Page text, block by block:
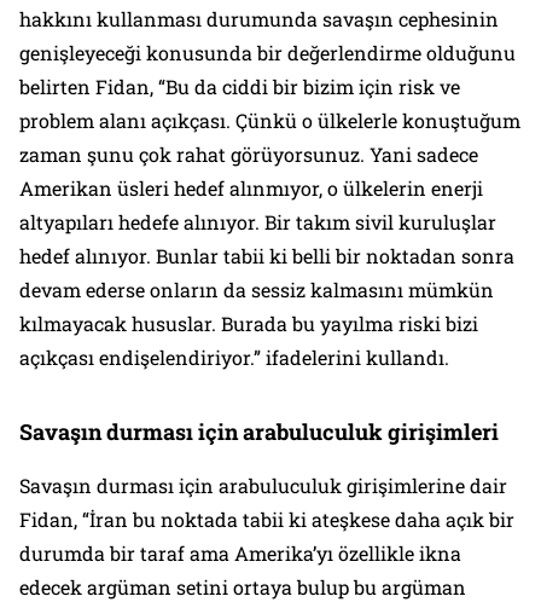
hakkını kullanması durumunda savaşın cephesinin
genişleyeceği konusunda bir değerlendirme olduğunu
belirten Fidan, “Bu da ciddi bir bizim için risk ve
problem alanı açıkçası. Çünkü o ülkelerle konuştuğum
zaman şunu çok rahat görüyorsunuz. Yani sadece
Amerikan üsleri hedef alınmıyor, o ülkelerin enerji
altyapıları hedefe alınıyor. Bir takım sivil kuruluşlar
hedef alınıyor. Bunlar tabii ki belli bir noktadan sonra
devam ederse onların da sessiz kalmasını mümkün
kılmayacak hususlar. Burada bu yayılma riski bizi
açıkçası endişelendiriyor.” ifadelerini kullandı.
Savaşın durması için arabuluculuk girişimleri
Savaşın durması için arabuluculuk girişimlerine dair
Fidan, “İran bu noktada tabii ki ateşkese daha açık bir
durumda bir taraf ama Amerika’yı özellikle ikna
edecek argüman setini ortaya bulup bu argüman